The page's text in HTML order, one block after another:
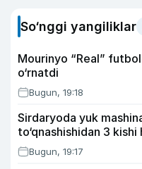
So‘nggi yangiliklar
Mourinyo “Real”
o‘rnatdi
Bugun, 19:18
Sirdaryoda yuk
to‘qnashishidan 3 kishi
Bugun, 19:17